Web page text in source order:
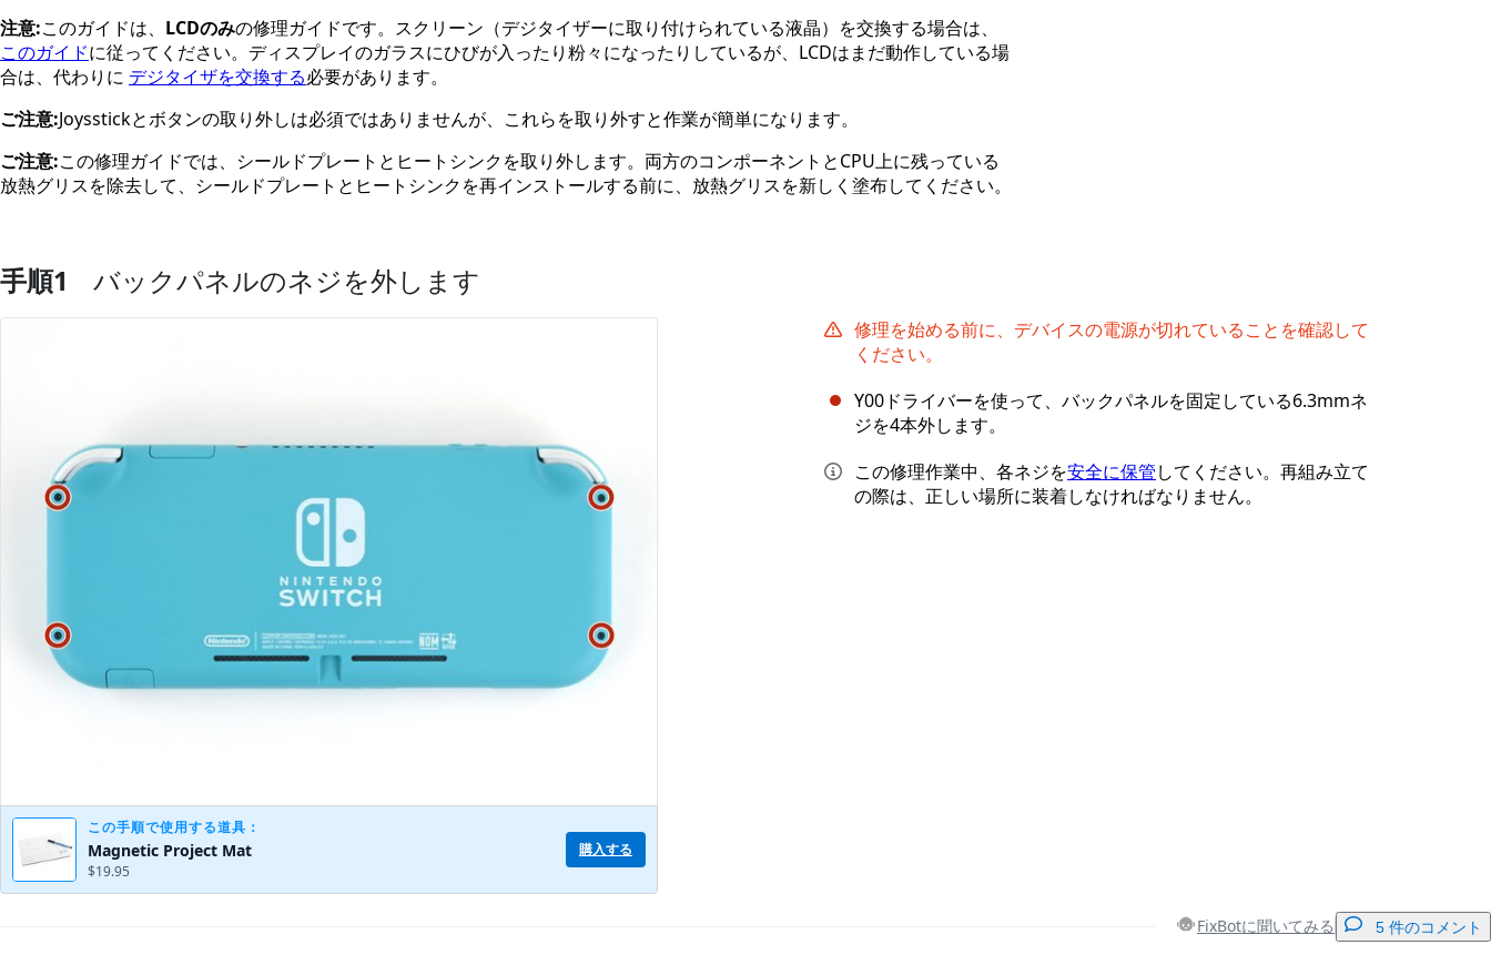
注意:このガイドは、 LCDのみの修理ガイドです。スクリーン（デジタイザーに取り付けられている液晶）を交換する場合は、
このガイドに従ってください。ディスプレイのガラスにひびが入ったり粉々になったりしているが、LCDはまだ動作している場
合は、代わりに デジタイザを交換する必要があります。
ご注意:Joysstickとボタンの取り外しは必須ではありませんが、これらを取り外すと作業が簡単になります。
ご注意:この修理ガイドでは、シールドプレートとヒートシンクを取り外します。両方のコンポーネントとCPU上に残っている
放熱グリスを除去して、シールドプレートとヒートシンクを再インストールする前に、放熱グリスを新しく塗布してください。
手順1 バックパネルのネジを外します
この手順で使用する道具：
Magnetic Project Mat
$19.95
購入する
修理を始める前に、デバイスの電源が切れていることを確認して
ください。
Y00ドライバーを使って、バックパネルを固定している6.3mmネ
ジを4本外します。
この修理作業中、各ネジを安全に保管してください。再組み立て
の際は、正しい場所に装着しなければなりません。
FixBotに聞いてみる 5 件のコメント